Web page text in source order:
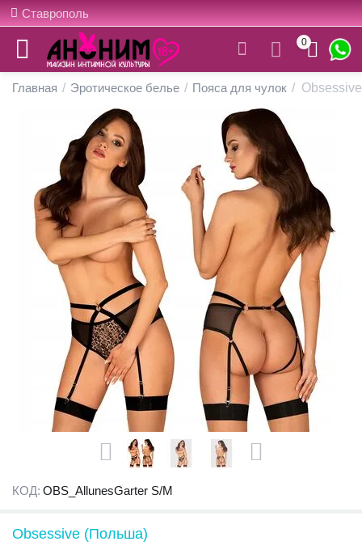
Ставрополь
0
Главная / Эротическое белье / Пояса для чулок /
КОД: OBS_AllunesGarter S/M
Obsessive (Польша)